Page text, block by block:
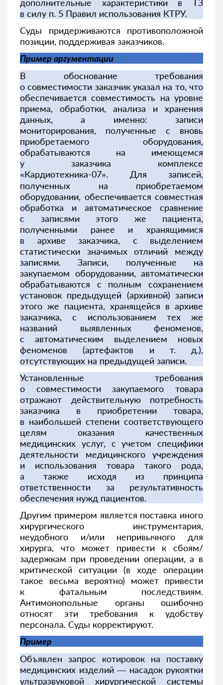
дополнительные характеристики в ТЗ
в силу п. 5 Правил использования КТРУ.
Суды придерживаются противоположной
позиции, поддерживая заказчиков.
Пример аргументации
В обоснование требования
о совместимости заказчик указал на то, что
обеспечивается совместимость на уровне
приема, обработки, анализа и хранения
данных, а именно: записи
мониторирования, полученные с вновь
приобретаемого оборудования,
обрабатываются на имеющемся
у заказчика комплексе
«Кардиотехника-07». Для записей,
полученных на приобретаемом
оборудовании, обеспечивается совместная
обработка и автоматическое сравнение
с записями этого же пациента,
полученными ранее и хранящимися
в архиве заказчика, с выделением
статистически значимых отличий между
записями. Записи, полученные на
закупаемом оборудовании, автоматически
обрабатываются с полным сохранением
установок предыдущей (архивной) записи
этого же пациента, хранящейся в архиве
заказчика, с использованием тех же
названий выявленных феноменов,
с автоматическим выделением новых
феноменов (артефактов и т. д.),
отсутствующих на предыдущей записи.
Установленные требования
о совместимости закупаемого товара
отражают действительную потребность
заказчика в приобретении товара,
в наибольшей степени соответствующего
целям оказания качественных
медицинских услуг, с учетом специфики
деятельности медицинского учреждения
и использования товара такого рода,
а также исходя из принципа
ответственности за результативность
обеспечения нужд пациентов.
Другим примером является поставка иного
хирургического инструментария,
неудобного и/или непривычного для
хирурга, что может привести к сбоям/
задержкам при проведении операции, а в
критической ситуации (в ходе операции
такое весьма вероятно) может привести
к фатальным последствиям.
Антимонопольные органы ошибочно
относят эти требования к удобству
персонала. Суды корректируют.
Пример
Объявлен запрос котировок на поставку
медицинских изделий — насадок рукоятки
ультразвуковой хирургической системы